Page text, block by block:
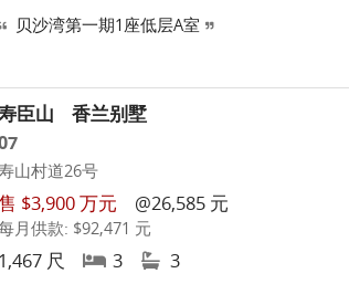
贝沙湾第一期1座低层A室
臣山
香兰别墅
山村道26号
$3,900 万元 @26,585 元
月供款: $92,471 元
尺 3 3